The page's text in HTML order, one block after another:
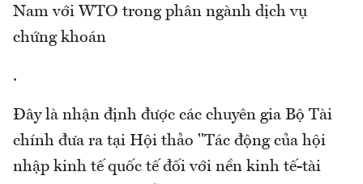
Nam với WTO trong phân ngành dịch vụ
chứng khoán
.
Đây là nhận định được các chuyên gia Bộ Tài
chính đưa ra tại Hội thảo "Tác động của hội
nhập kinh tế quốc tế đối với nền kinh tế-tài